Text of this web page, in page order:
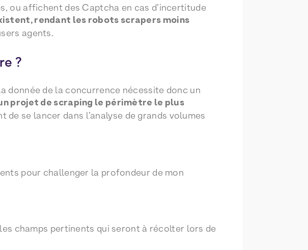
ou affichent des Captcha en cas d’incertitude
rendant les robots scrapers moins
agents.
?
donnée de la concurrence nécessite donc un
projet de scraping le périmètre le plus
de se lancer dans l’analyse de grands volumes
pour challenger la profondeur de mon
champs pertinents qui seront à récolter lors de